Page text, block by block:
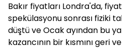
Bakır fiyatları Londra'da,
spekülasyonu sonrası fiziki
düştü ve Ocak ayından bu
kazancının bir kısmını geri